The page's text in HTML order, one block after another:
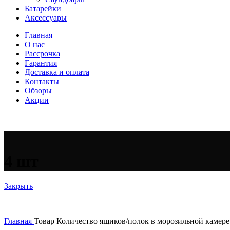
Батарейки
Аксессуары
Главная
О нас
Рассрочка
Гарантия
Доставка и оплата
Контакты
Обзоры
Акции
Закрыть
Главная Товар Количество ящиков/полок в морозильной камере